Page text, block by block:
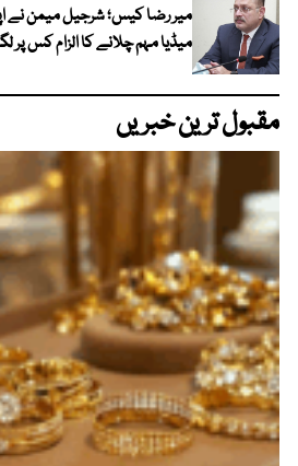
میر رضا کیس؛ شرجیل میمن نے
میڈیا مہم چلانے کا الزام کس پر
مقبول ترین خبریں